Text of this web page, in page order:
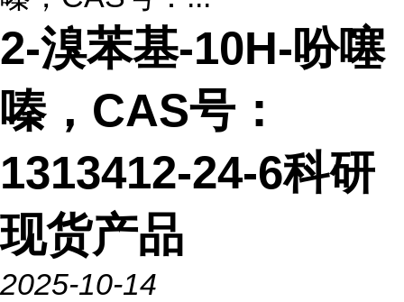
2-溴苯基-10H-吩噻
嗪，CAS号：
1313412-24-6科研
现货产品
2025-10-14